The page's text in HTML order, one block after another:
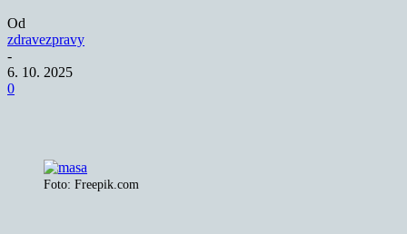
Od
zdravezpravy
-
6. 10. 2025
0
Foto: Freepik.com